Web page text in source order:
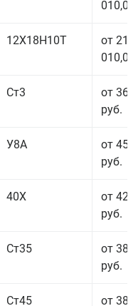
010,00
12Х18Н10Т
от 212
010,00
Ст3
от 36
руб.
У8А
от 45
руб.
40Х
от 42
руб.
Ст35
от 38
руб.
Ст45
от 38